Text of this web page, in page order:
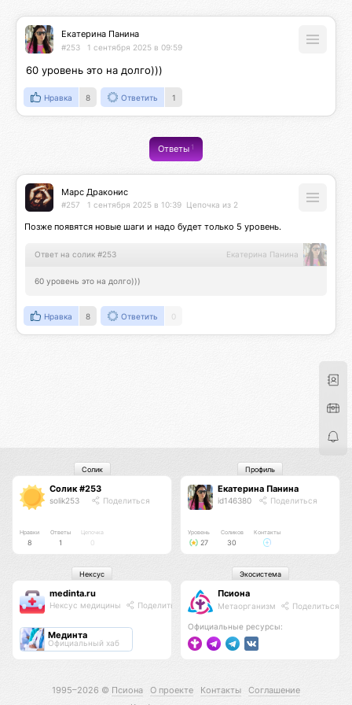
Екатерина Панина
#253 1 сентября 2025 в 09:59
60 уровень это на долго)))
Нравка 8 Ответить 1
Ответы 1
Марс Драконис
#257 1 сентября 2025 в 10:39 Цепочка из 2
Позже появятся новые шаги и надо будет только 5 уровень.
Ответ на солик #253 Екатерина Панина
60 уровень это на долго)))
Нравка 8 Ответить 0
Солик #253
solik253 Поделиться
Нравки
8
Ответы
1
Цепочка
0
Солик
Екатерина Панина
id146380 Поделиться
Уровень
27
Соликов
30
Контакты
Профиль
medinta.ru
Нексус медицины Поделиться
Мединта
Официальный хаб
Нексус
Псиона
Метаорганизм Поделиться
Официальные ресурсы:
Экосистема
1995–2026 © Псиона О проекте Контакты
Соглашение